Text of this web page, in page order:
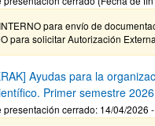
para envío de
para solicitar Autorización
Ayudas para la
Primer semestre 2026
presentación cerrado: 14/04/2026